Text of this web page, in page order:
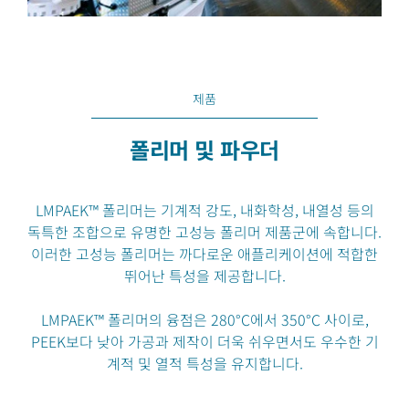
제품
폴리머 및 파우더
LMPAEK™ 폴리머는 기계적 강도, 내화학성, 내열성 등의
독특한 조합으로 유명한 고성능 폴리머 제품군에 속합니다.
이러한 고성능 폴리머는 까다로운 애플리케이션에 적합한
뛰어난 특성을 제공합니다.
LMPAEK™ 폴리머의 융점은 280°C에서 350°C 사이로,
PEEK보다 낮아 가공과 제작이 더욱 쉬우면서도 우수한 기
계적 및 열적 특성을 유지합니다.